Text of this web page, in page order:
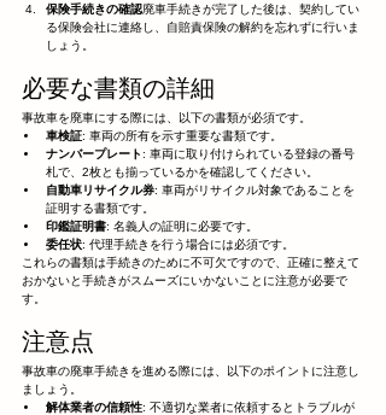
保険手続きの確認廃車手続きが完了した後は、契約してい
る保険会社に連絡し、自賠責保険の解約を忘れずに行いま
しょう。
必要な書類の詳細
事故車を廃車にする際には、以下の書類が必須です。
車検証: 車両の所有を示す重要な書類です。
ナンバープレート: 車両に取り付けられている登録の番号
札で、2枚とも揃っているかを確認してください。
自動車リサイクル券: 車両がリサイクル対象であることを
証明する書類です。
印鑑証明書: 名義人の証明に必要です。
委任状: 代理手続きを行う場合には必須です。
これらの書類は手続きのために不可欠ですので、正確に整えて
おかないと手続きがスムーズにいかないことに注意が必要で
す。
注意点
事故車の廃車手続きを進める際には、以下のポイントに注意し
ましょう。
解体業者の信頼性: 不適切な業者に依頼するとトラブルが